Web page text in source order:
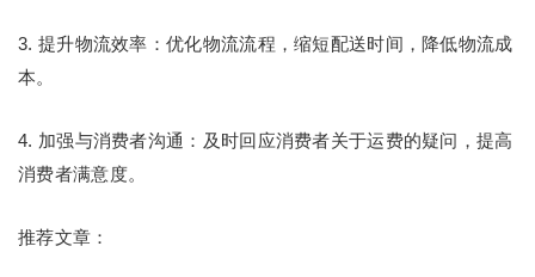
3. 提升物流效率：优化物流流程，缩短配送时间，降低物流成
本。
4. 加强与消费者沟通：及时回应消费者关于运费的疑问，提高
消费者满意度。
推荐文章：